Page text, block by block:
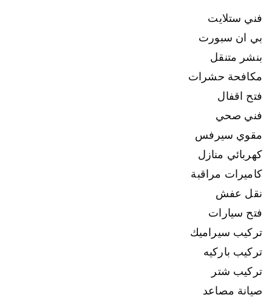
فني ستلايت
بي ان سبورت
بنشر متنقل
مكافحة حشرات
فتح اقفال
فني صحي
مقوي سيرفس
كهربائي منازل
كاميرات مراقبة
نقل عفش
فتح سيارات
تركيب سيراميك
تركيب باركيه
تركيب شتر
صيانة مصاعد